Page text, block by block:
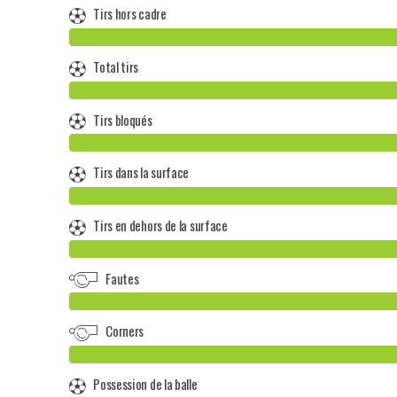
Tirs hors cadre
Total tirs
Tirs bloqués
Tirs dans la surface
Tirs en dehors de la surface
Fautes
Corners
Possession de la balle